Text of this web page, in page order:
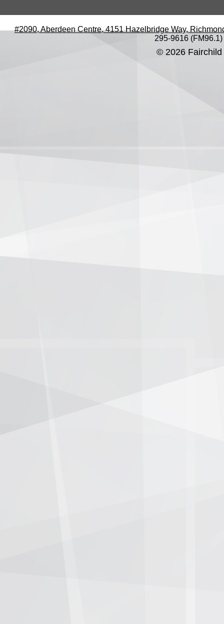
#2090, Aberdeen Centre, 4151 Hazelbridge Way,
295-9616 (FM96.1)
© 2026 Fairchild